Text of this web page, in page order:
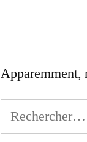
Apparemment,
Rechercher :